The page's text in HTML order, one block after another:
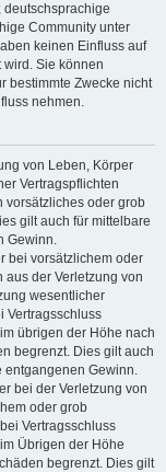
deutschsprachige
Community unter
keinen Einfluss auf
wird. Sie können
bestimmte Zwecke nicht
nehmen.
von Leben, Körper
Vertragspflichten
vorsätzliches oder grob
gilt auch für mittelbare
Gewinn.
bei vorsätzlichem oder
der Verletzung von
wesentlicher
Vertragsschluss
übrigen der Höhe nach
begrenzt. Dies gilt auch
Gewinn.
bei der Verletzung von
oder grob
Vertragsschluss
Übrigen der Höhe
begrenzt. Dies gilt